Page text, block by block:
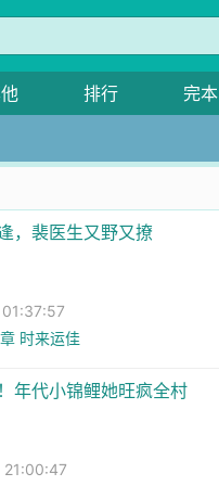
排行 完本
，裴医生又野又撩
时来运佳
年代小锦鲤她旺疯全村
21:00:47